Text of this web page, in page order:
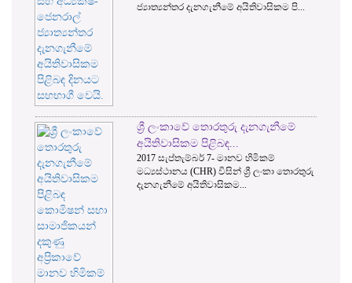
මාර්ගෝපදේශ පිළිබඳ උපදේශනය 2017
කොමිසමෙහි උපායමාර්ගික
ක්‍රියාත්මක සැලැස්ම භාරදුන් ...
තොරතුරු දැනගැනීමේ අයිතිවාසිකම් පිළිබඳ
කොමිෂන් සභාවෙහි සභාපති මහින්ද
ගම්මන්පිල මහතා, ආයතනික, මූල්‍ය හ...